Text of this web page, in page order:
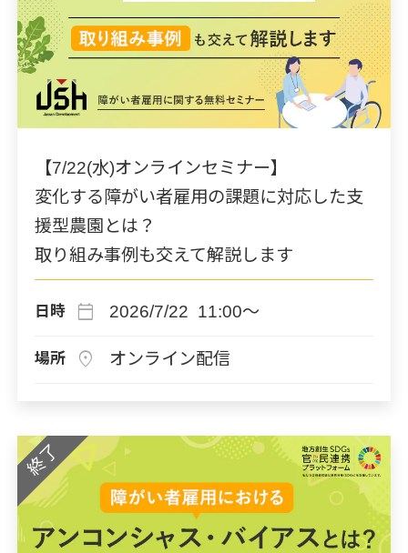
【7/22(水)オンラインセミナー】
変化する障がい者雇用の課題に対応した支
援型農園とは？
取り組み事例も交えて解説します
日時 calendar_today 2026/7/22 11:00～
場所 location_on オンライン配信
終了